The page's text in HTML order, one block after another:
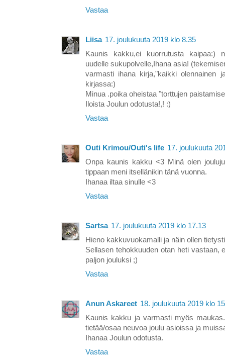
Vastaa
Liisa 17. joulukuuta 2019 klo 8.35
Kaunis kakku,ei kuorrutusta kaipaa:)
uudelle sukupolvelle,Ihana asia!
varmasti ihana kirja,"kaikki olennainen
kirjassa:)
Minua .poika oheistaa "torttujen
Iloista Joulun odotusta!,! :)
Vastaa
Outi Krimou/Outi's life 17. joulukuuta
Onpa kaunis kakku <3 Minä olen
tippaan meni itsellänikin tänä vuonna.
Ihanaa iltaa sinulle <3
Vastaa
Sartsa 17. joulukuuta 2019 klo 17.13
Hieno kakkuvuokamalli ja näin ollen
Sellasen tehokkuuden otan heti vastaan,
paljon jouluksi ;)
Vastaa
Anun Askareet 18. joulukuuta 2019 klo
Kaunis kakku ja varmasti myös
tietää/osaa neuvoa joulu asioissa ja
Ihanaa Joulun odotusta.
Vastaa